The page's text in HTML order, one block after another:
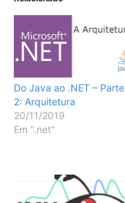
Do Java ao .NET – Parte
2: Arquitetura
20/11/2019
Em ".net"